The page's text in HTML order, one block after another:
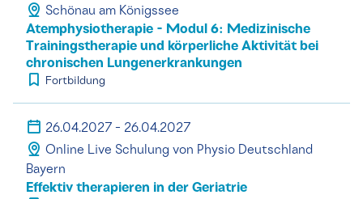
Schönau am Königssee
Atemphysiotherapie - Modul 6: Medizinische
Trainingstherapie und körperliche Aktivität bei
chronischen Lungenerkrankungen
Fortbildung
26.04.2027 - 26.04.2027
Online Live Schulung von Physio Deutschland
Bayern
Effektiv therapieren in der Geriatrie